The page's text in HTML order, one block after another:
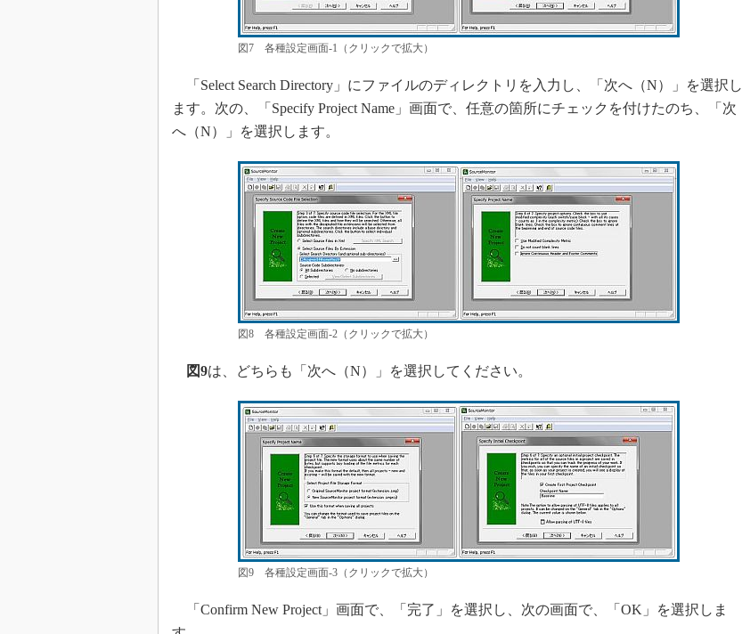
図7 各種設定画面-1（クリックで拡大）
「Select Search Directory」にファイルのディレクトリを入力し、「次へ（N）」を選択し
ます。次の、「Specify Project Name」画面で、任意の箇所にチェックを付けたのち、「次
へ（N）」を選択します。
図8 各種設定画面-2（クリックで拡大）
図9は、どちらも「次へ（N）」を選択してください。
図9 各種設定画面-3（クリックで拡大）
「Confirm New Project」画面で、「完了」を選択し、次の画面で、「OK」を選択しま